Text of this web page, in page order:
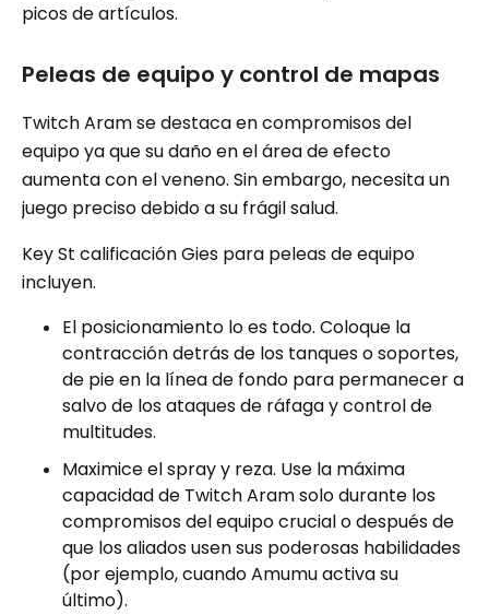
picos de artículos.
Peleas de equipo y control de mapas
Twitch Aram se destaca en compromisos del
equipo ya que su daño en el área de efecto
aumenta con el veneno. Sin embargo, necesita un
juego preciso debido a su frágil salud.
Key St calificación Gies para peleas de equipo
incluyen.
El posicionamiento lo es todo. Coloque la
contracción detrás de los tanques o soportes,
de pie en la línea de fondo para permanecer a
salvo de los ataques de ráfaga y control de
multitudes.
Maximice el spray y reza. Use la máxima
capacidad de Twitch Aram solo durante los
compromisos del equipo crucial o después de
que los aliados usen sus poderosas habilidades
(por ejemplo, cuando Amumu activa su
último).